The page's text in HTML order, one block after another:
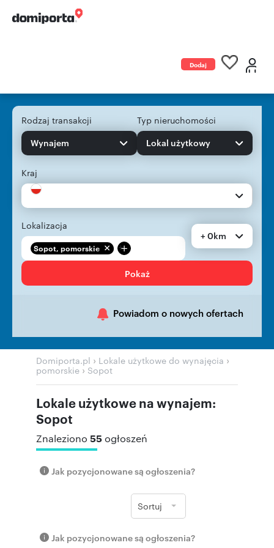
Dodaj
Rodzaj transakcji
Wynajem
Typ nieruchomości
Lokal użytkowy
Kraj
Lokalizacja
Sopot, pomorskie +
+ 0km
Pokaż
Powiadom o nowych ofertach
Domiporta.pl › Lokale użytkowe do wynajęcia ›
pomorskie › Sopot
Lokale użytkowe na wynajem:
Sopot
Znaleziono 55ogłoszeń
Jak pozycjonowane są ogłoszenia?
Sortuj
Jak pozycjonowane są ogłoszenia?